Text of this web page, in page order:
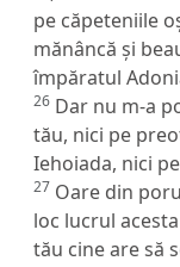
pe căpeteniile
mănâncă și
împăratul
26 Dar nu m-a
tău, nici pe
Iehoiada, nici
27 Oare din
loc lucrul
tău cine are să